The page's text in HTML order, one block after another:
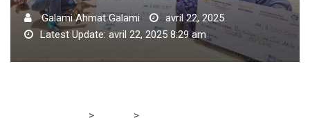
Galami Ahmat Galami
avril 22, 2025
Latest Update: avril 22, 2025 8:29 am
> >